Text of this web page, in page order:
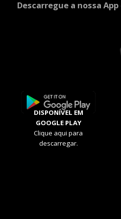
Descarregue a nossa
DISPONÍVEL EM
GOOGLE PLAY
Clique aqui para
descarregar.